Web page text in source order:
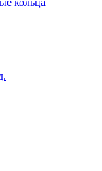
кольца